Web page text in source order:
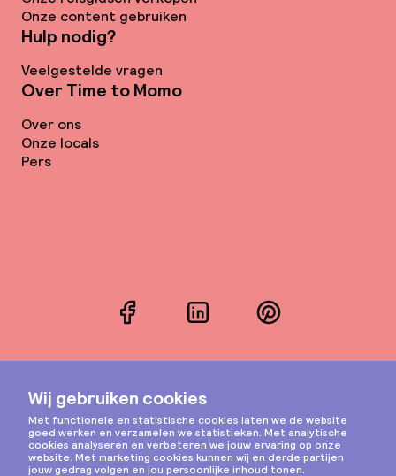
Onze content gebruiken
Hulp nodig?
Veelgestelde vragen
Over Time to Momo
Over ons
Onze locals
Pers
FacebookLinkedInPinterest
Instagram